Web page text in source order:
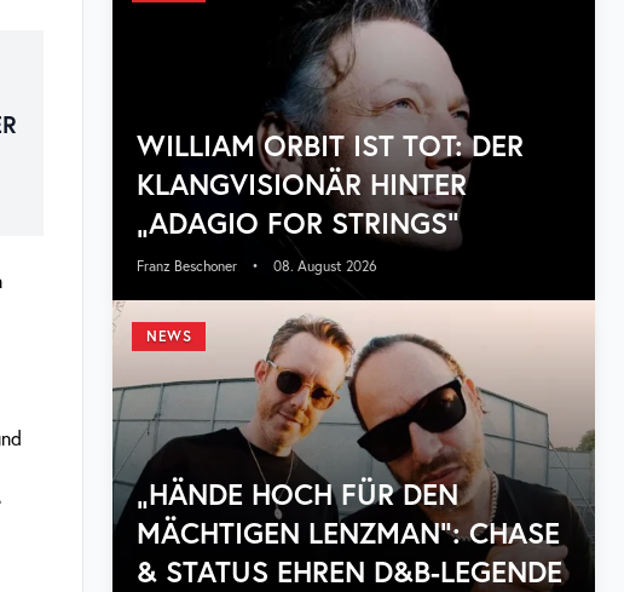
WILLIAM ORBIT IST TOT: DER
KLANGVISIONÄR HINTER
„ADAGIO FOR STRINGS“
Franz Beschoner • 08. August 2026
NEWS
„HÄNDE HOCH FÜR DEN
MÄCHTIGEN LENZMAN“: CHASE
& STATUS EHREN D&B-LEGENDE